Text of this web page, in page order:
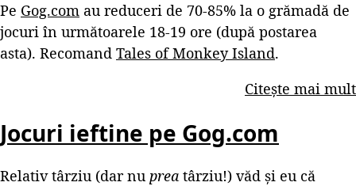
Pe Gog.com au reduceri de 70-85% la o grămadă de
jocuri în următoarele 18-19 ore (după postarea
asta). Recomand Tales of Monkey Island.
Citește mai mult
Jocuri ieftine pe Gog.com
Relativ târziu (dar nu prea târziu!) văd și eu că